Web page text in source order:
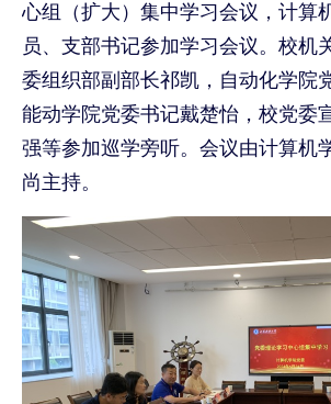
心组（扩大）集中学习会议，计算
员、支部书记参加学习会议。校机
委组织部副部长祁凯，自动化学院
能动学院党委书记戴楚怡，校党委
强等参加巡学旁听。会议由计算机
尚主持。